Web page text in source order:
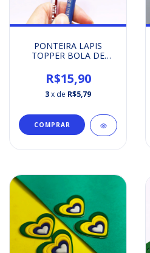
PONTEIRA LAPIS
TOPPER BOLA DE
R$15,90
3x de R$5,79
COMPRAR